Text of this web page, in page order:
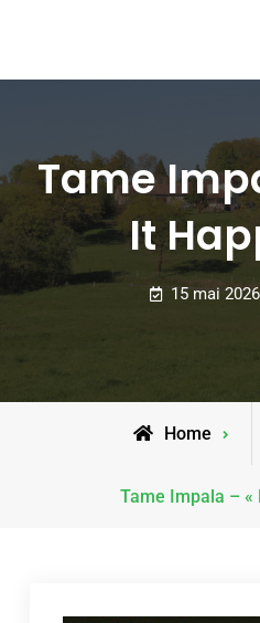
Tame
It
15 mai 2026
Home
Tame Impala – «